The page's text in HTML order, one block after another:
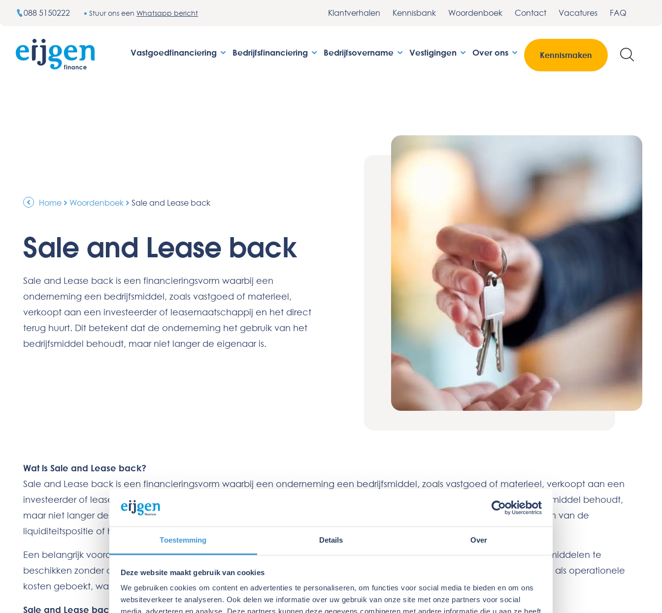
Toestemming Details Over
Deze website maakt gebruik van cookies
We gebruiken cookies om content en advertenties te personaliseren, om functies voor social media te bieden en om ons
websiteverkeer te analyseren. Ook delen we informatie over uw gebruik van onze site met onze partners voor social
088 5150222 Stuur ons een Whatsapp bericht Klantverhalen Kennisbank Woordenboek Contact Vacatures FAQ
Kennismaken
Vastgoedfinanciering Bedrijfsfinanciering Bedrijfsovername Vestigingen Over ons
Home Woordenboek Sale and Lease back
Sale and Lease back
Sale and Lease back is een financieringsvorm waarbij een
onderneming een bedrijfsmiddel, zoals vastgoed of materieel,
verkoopt aan een investeerder of leasemaatschappij en het direct
terug huurt. Dit betekent dat de onderneming het gebruik van het
bedrijfsmiddel behoudt, maar niet langer de eigenaar is.
Wat is Sale and Lease back?
Sale and Lease back is een financieringsvorm waarbij een onderneming een bedrijfsmiddel, zoals vastgoed of materieel, verkoopt aan een
investeerder of leasemaatschappij en het direct terug huurt. Dit betekent dat de onderneming het gebruik van het bedrijfsmiddel behoudt,
maar niet langer de eigenaar is. Het vrijgekomen kapitaal kan vervolgens worden ingezet voor investeringen, het versterken van de
liquiditeitspositie of het aflossen van schulden.
Een belangrijk voordeel van Sale and Lease back is dat het bedrijven de mogelijkheid biedt om snel over extra financiële middelen te
beschikken zonder dat zij hun bedrijfsactiviteiten hoeven te onderbreken. De maandelijkse leasekosten worden doorgaans als operationele
kosten geboekt, wat ook fiscale voordelen kan opleveren.
Sale and Lease back bij vastgoed